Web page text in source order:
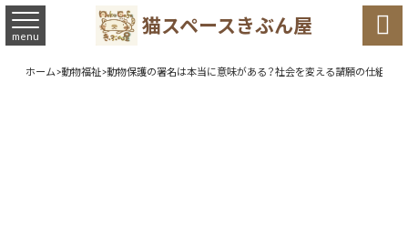
猫スペースきぶん屋
menu 
ホーム>動物福祉>動物保護の署名は本当に意味がある？社会を変える請願の仕組み